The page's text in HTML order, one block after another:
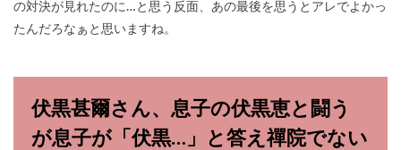
の対決が見れたのに…と思う反面、あの最後を思うとアレでよかっ
たんだろなぁと思いますね。
伏黒甚爾さん、息子の伏黒恵と闘う
が息子が「伏黒…」と答え禪院でない